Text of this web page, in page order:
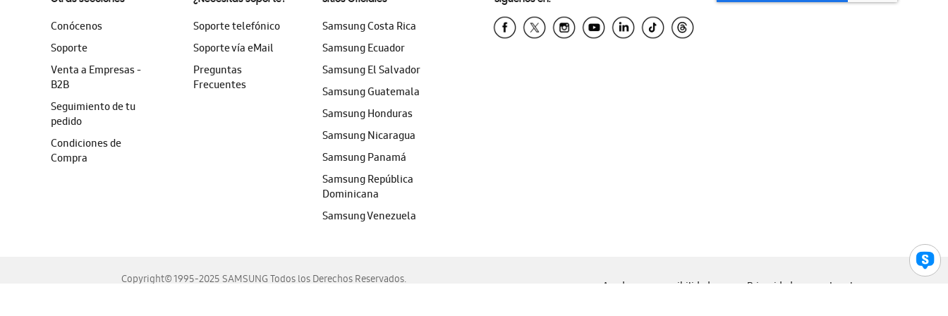
Conócenos
Soporte
Venta a Empresas -
B2B
Seguimiento de tu
pedido
Condiciones de
Compra
Soporte telefónico
Soporte vía eMail
Preguntas
Frecuentes
Samsung Costa Rica
Samsung Ecuador
Samsung El Salvador
Samsung Guatemala
Samsung Honduras
Samsung Nicaragua
Samsung Panamá
Samsung República
Dominicana
Samsung Venezuela
Copyright© 1995-2025 SAMSUNG Todos los Derechos Reservados.
Ayuda para accesibilidad Privacidad Legal